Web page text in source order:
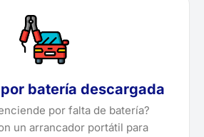
batería descargada
por falta de batería?
un arrancador portátil para